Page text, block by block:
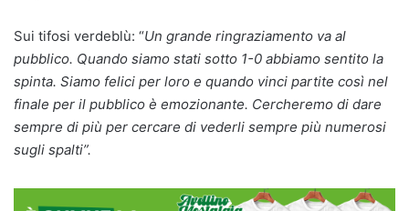
Sui tifosi verdeblù: “Un grande ringraziamento va al
pubblico. Quando siamo stati sotto 1-0 abbiamo sentito la
spinta. Siamo felici per loro e quando vinci partite così nel
finale per il pubblico è emozionante. Cercheremo di dare
sempre di più per cercare di vederli sempre più numerosi
sugli spalti”.